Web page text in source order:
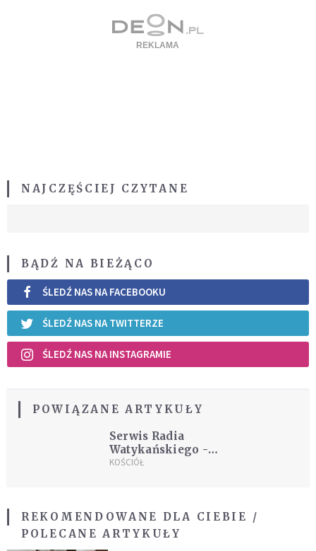
NAJCZĘŚCIEJ CZYTANE
BĄDŹ NA BIEŻĄCO
ŚLEDŹ NAS NA FACEBOOKU
ŚLEDŹ NAS NA TWITTERZE
ŚLEDŹ NAS NA INSTAGRAMIE
POWIĄZANE ARTYKUŁY
Serwis Radia
Watykańskiego -
6.12.2016
KOŚCIÓŁ
REKOMENDOWANE DLA CIEBIE /
POLECANE ARTYKUŁY